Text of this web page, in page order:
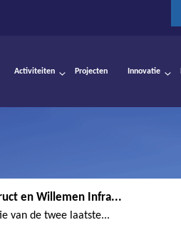
Activiteiten Projecten Innovatie
en Willemen Infra...
van de twee laatste...